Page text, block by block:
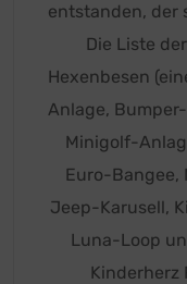
entstanden, der
Die Liste
Hexenbesen
Anlage,
Minigolf-
Euro-Bangee,
Jeep-Karusell,
Luna-Loop
Kinderherz